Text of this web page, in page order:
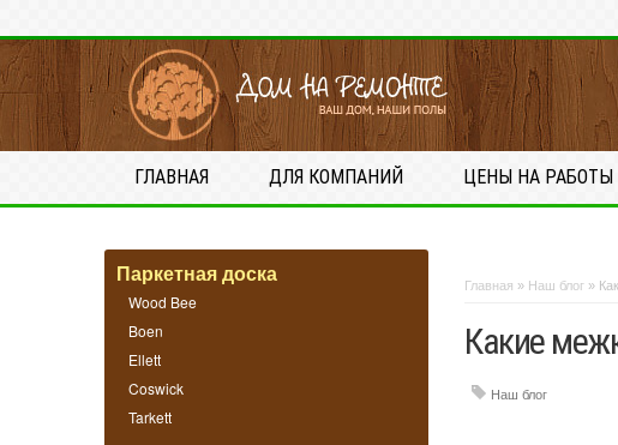
ГЛАВНАЯ ДЛЯ КОМПАНИЙ ЦЕНЫ НА РАБОТЫ
Паркетная доска
Wood Bee
Boen
Ellett
Coswick
Tarkett
Главная » Наш блог »
Какие
Наш блог